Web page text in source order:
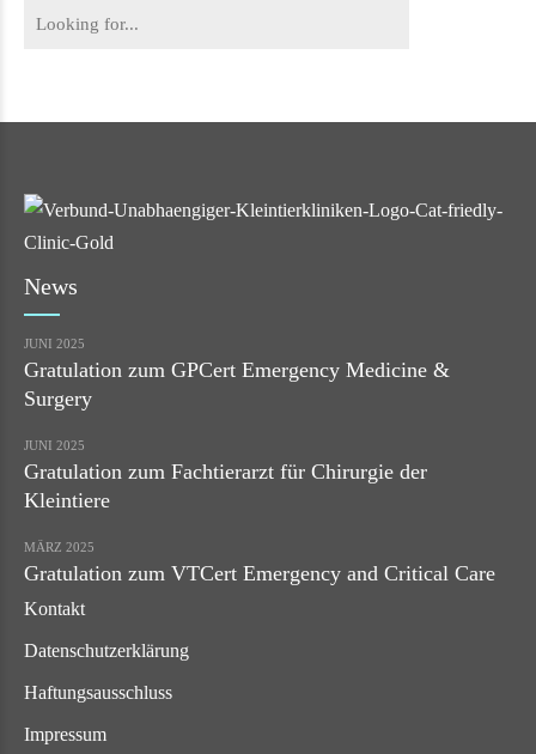
News
JUNI 2025
Gratulation zum GPCert Emergency Medicine &
Surgery
JUNI 2025
Gratulation zum Fachtierarzt für Chirurgie der
Kleintiere
MÄRZ 2025
Gratulation zum VTCert Emergency and Critical Care
Kontakt
Datenschutzerklärung
Haftungsausschluss
Impressum